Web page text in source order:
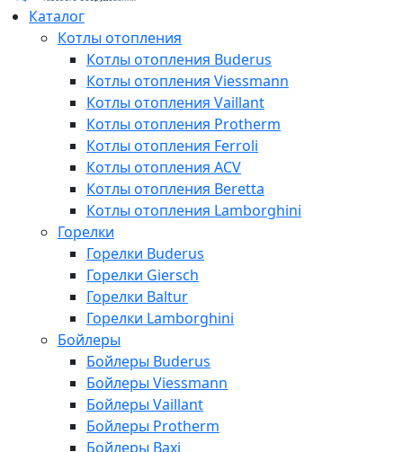
Каталог
Котлы отопления
Котлы отопления Buderus
Котлы отопления Viessmann
Котлы отопления Vaillant
Котлы отопления Protherm
Котлы отопления Ferroli
Котлы отопления ACV
Котлы отопления Beretta
Котлы отопления Lamborghini
Горелки
Горелки Buderus
Горелки Giersch
Горелки Baltur
Горелки Lamborghini
Бойлеры
Бойлеры Buderus
Бойлеры Viessmann
Бойлеры Vaillant
Бойлеры Protherm
Бойлеры Baxi